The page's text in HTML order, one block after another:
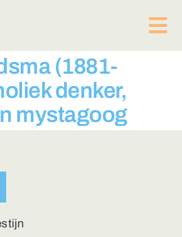
(1881-
denker,
mystagoog